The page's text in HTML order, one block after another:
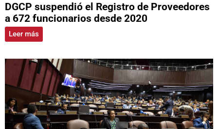
DGCP suspendió el Registro de Proveedores
a 672 funcionarios desde 2020
Leer más